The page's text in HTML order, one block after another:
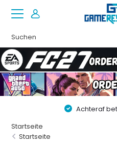
Achteraf
Startseite
Startseite